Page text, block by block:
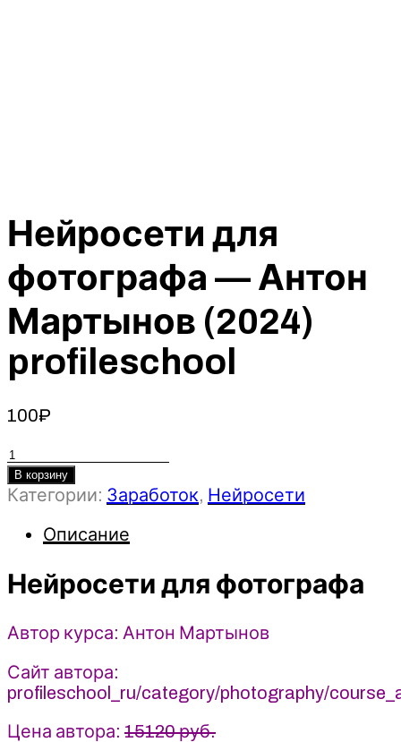
Нейросети для
фотографа — Антон
Мартынов (2024)
profileschool
100₽
Количество
товара
Нейросети
фотографа
Антон
Мартынов
(2024)
profileschool
В корзину
Категории: Заработок, Нейросети
Описание
Нейросети для фотографа
Автор курса: Антон Мартынов
Сайт автора:
profileschool_ru/category/photography/
Цена автора: 15120 руб.